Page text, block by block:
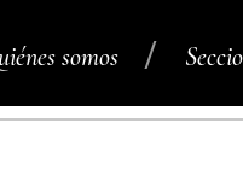
somos /